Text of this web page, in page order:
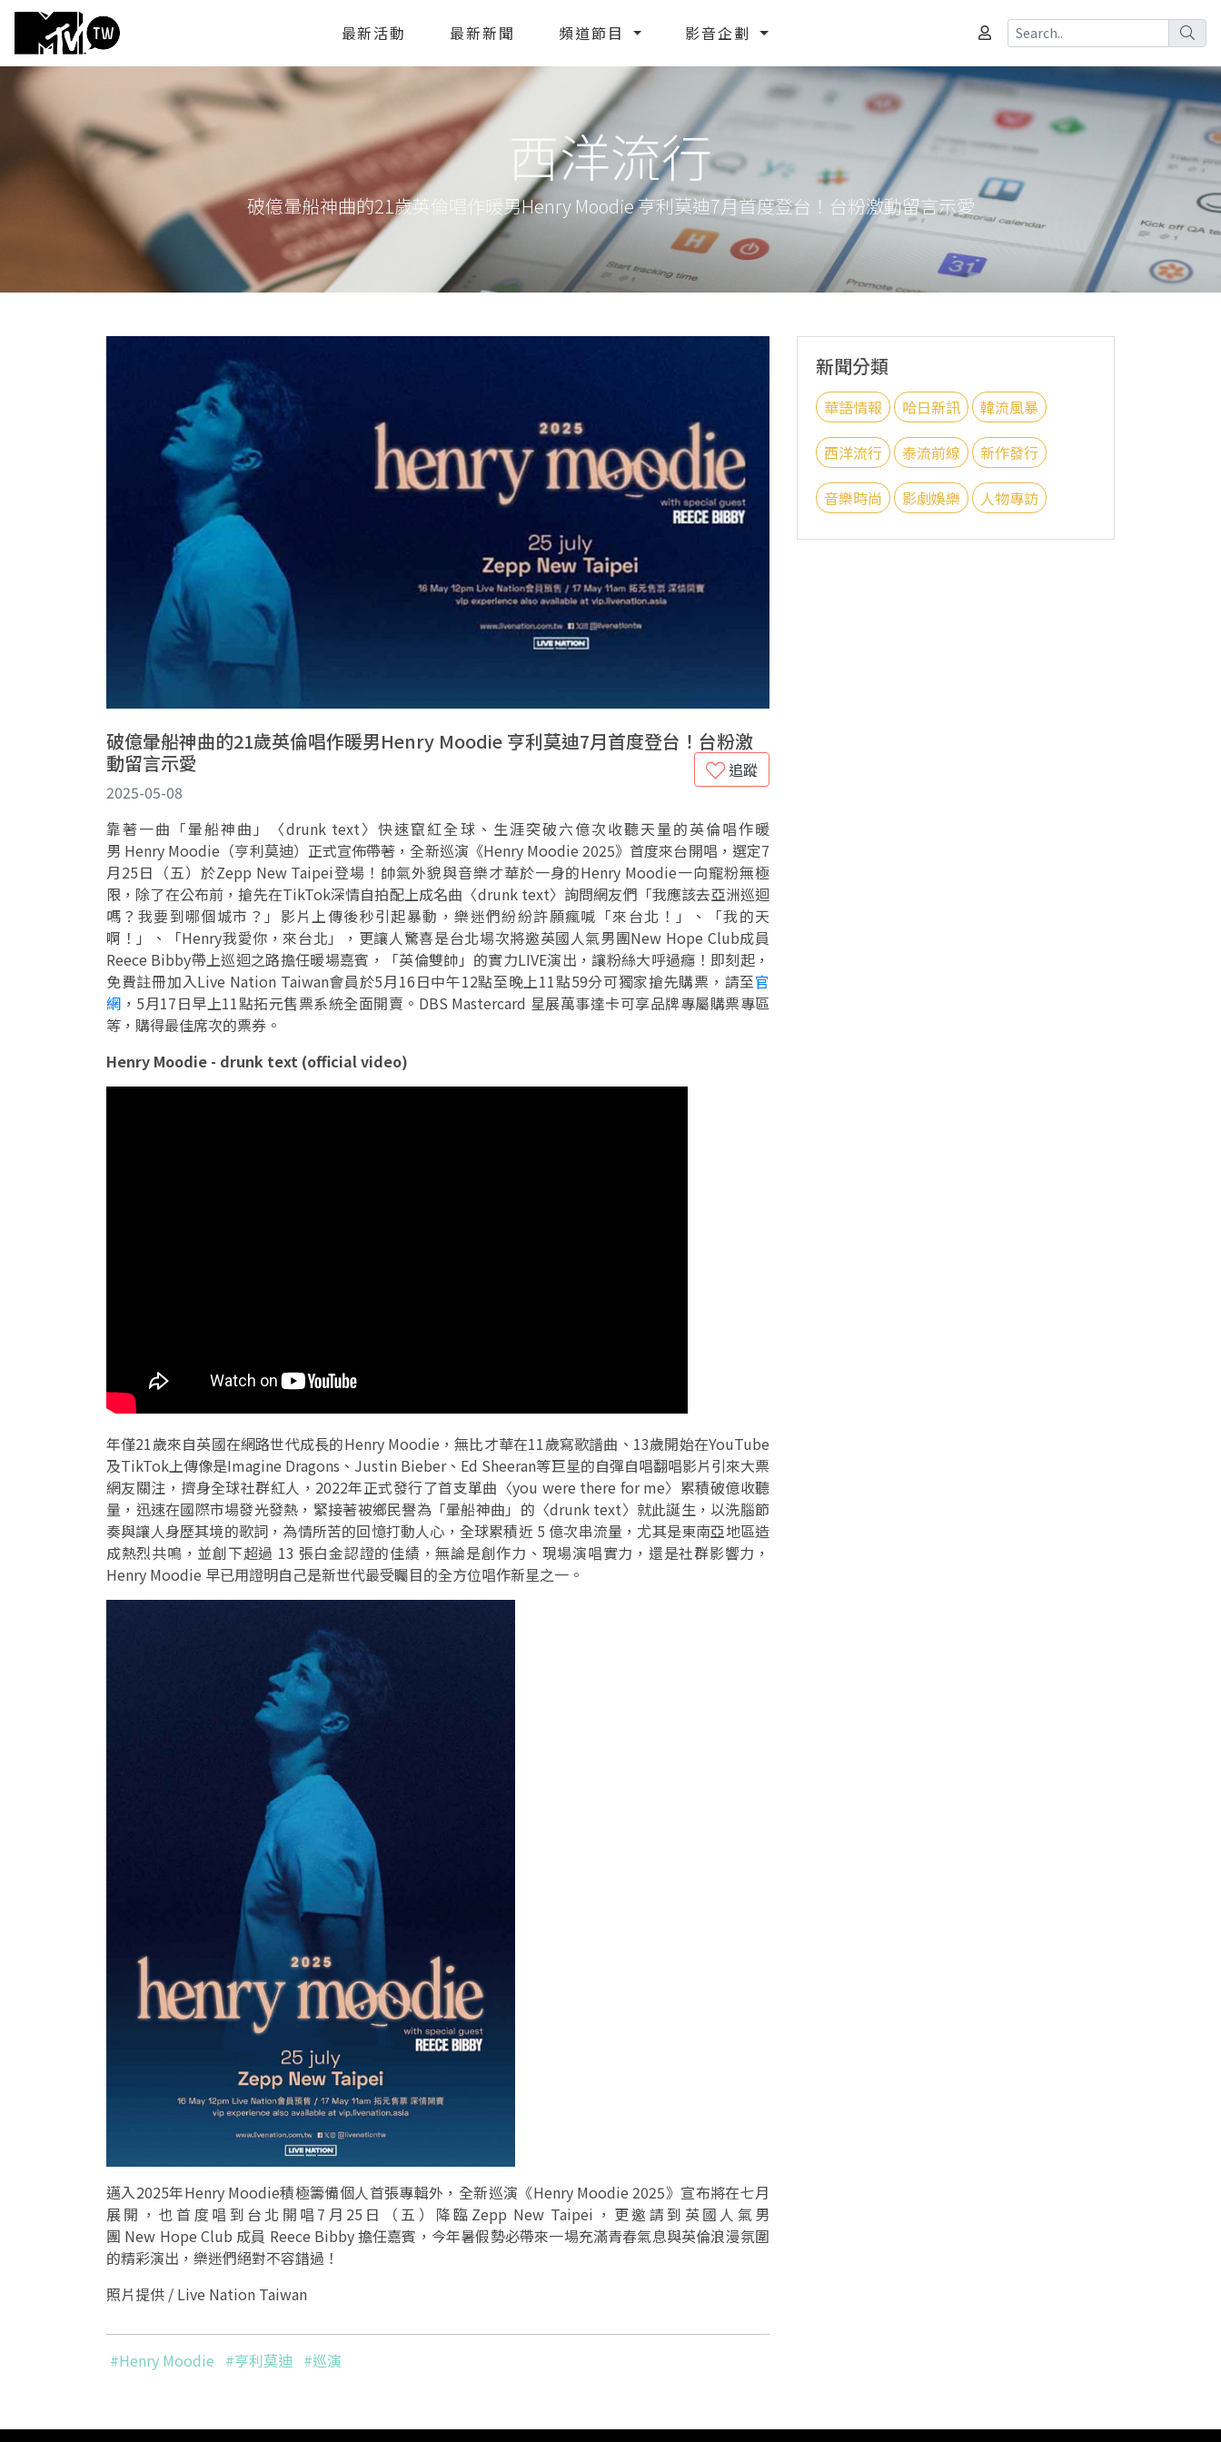
最新活動 最新新聞 頻道節目 影音企劃
西洋流行
破億暈船神曲的21歲英倫唱作暖男Henry Moodie 亨利莫迪7月首度登台！台粉激動留言示愛
破億暈船神曲的21歲英倫唱作暖男Henry Moodie 亨利莫迪7月首度登台！台粉激
動留言示愛
追蹤
2025-05-08
靠著一曲「暈船神曲」〈drunk text〉快速竄紅全球、生涯突破六億次收聽天量的英倫唱作暖
男 Henry Moodie（亨利莫迪）正式宣佈帶著，全新巡演《Henry Moodie 2025》首度來台開唱，選定7
月25日（五）於Zepp New Taipei登場！帥氣外貌與音樂才華於一身的Henry Moodie一向寵粉無極
限，除了在公布前，搶先在TikTok深情自拍配上成名曲〈drunk text〉詢問網友們「我應該去亞洲巡迴
嗎？我要到哪個城市？」影片上傳後秒引起暴動，樂迷們紛紛許願瘋喊「來台北！」、「我的天
啊！」、「Henry我愛你，來台北」，更讓人驚喜是台北場次將邀英國人氣男團New Hope Club成員
Reece Bibby帶上巡迴之路擔任暖場嘉賓，「英倫雙帥」的實力LIVE演出，讓粉絲大呼過癮！即刻起，
免費註冊加入Live Nation Taiwan會員於5月16日中午12點至晚上11點59分可獨家搶先購票，請至官
網 ，5月17日早上11點拓元售票系統全面開賣。DBS Mastercard 星展萬事達卡可享品牌專屬購票專區
等，購得最佳席次的票券。
Henry Moodie - drunk text (official video)
年僅21歲來自英國在網路世代成長的Henry Moodie，無比才華在11歲寫歌譜曲、13歲開始在YouTube
及TikTok上傳像是Imagine Dragons、Justin Bieber、Ed Sheeran等巨星的自彈自唱翻唱影片引來大票
網友關注，擠身全球社群紅人，2022年正式發行了首支單曲〈you were there for me〉累積破億收聽
量，迅速在國際市場發光發熱，緊接著被鄉民譽為「暈船神曲」的〈drunk text〉就此誕生，以洗腦節
奏與讓人身歷其境的歌詞，為情所苦的回憶打動人心，全球累積近 5 億次串流量，尤其是東南亞地區造
成熱烈共鳴，並創下超過 13 張白金認證的佳績，無論是創作力、現場演唱實力，還是社群影響力，
Henry Moodie 早已用證明自己是新世代最受矚目的全方位唱作新星之一。
邁入2025年Henry Moodie積極籌備個人首張專輯外，全新巡演《Henry Moodie 2025》宣布將在七月
展開，也首度唱到台北開唱7月25日（五）降臨Zepp New Taipei，更邀請到英國人氣男
團 New Hope Club 成員 Reece Bibby 擔任嘉賓，今年暑假勢必帶來一場充滿青春氣息與英倫浪漫氛圍
的精彩演出，樂迷們絕對不容錯過！
照片提供 / Live Nation Taiwan
#Henry Moodie #亨利莫迪 #巡演
新聞分類
華語情報 哈日新訊 韓流風暴
西洋流行 泰流前線 新作發行
音樂時尚 影劇娛樂 人物專訪